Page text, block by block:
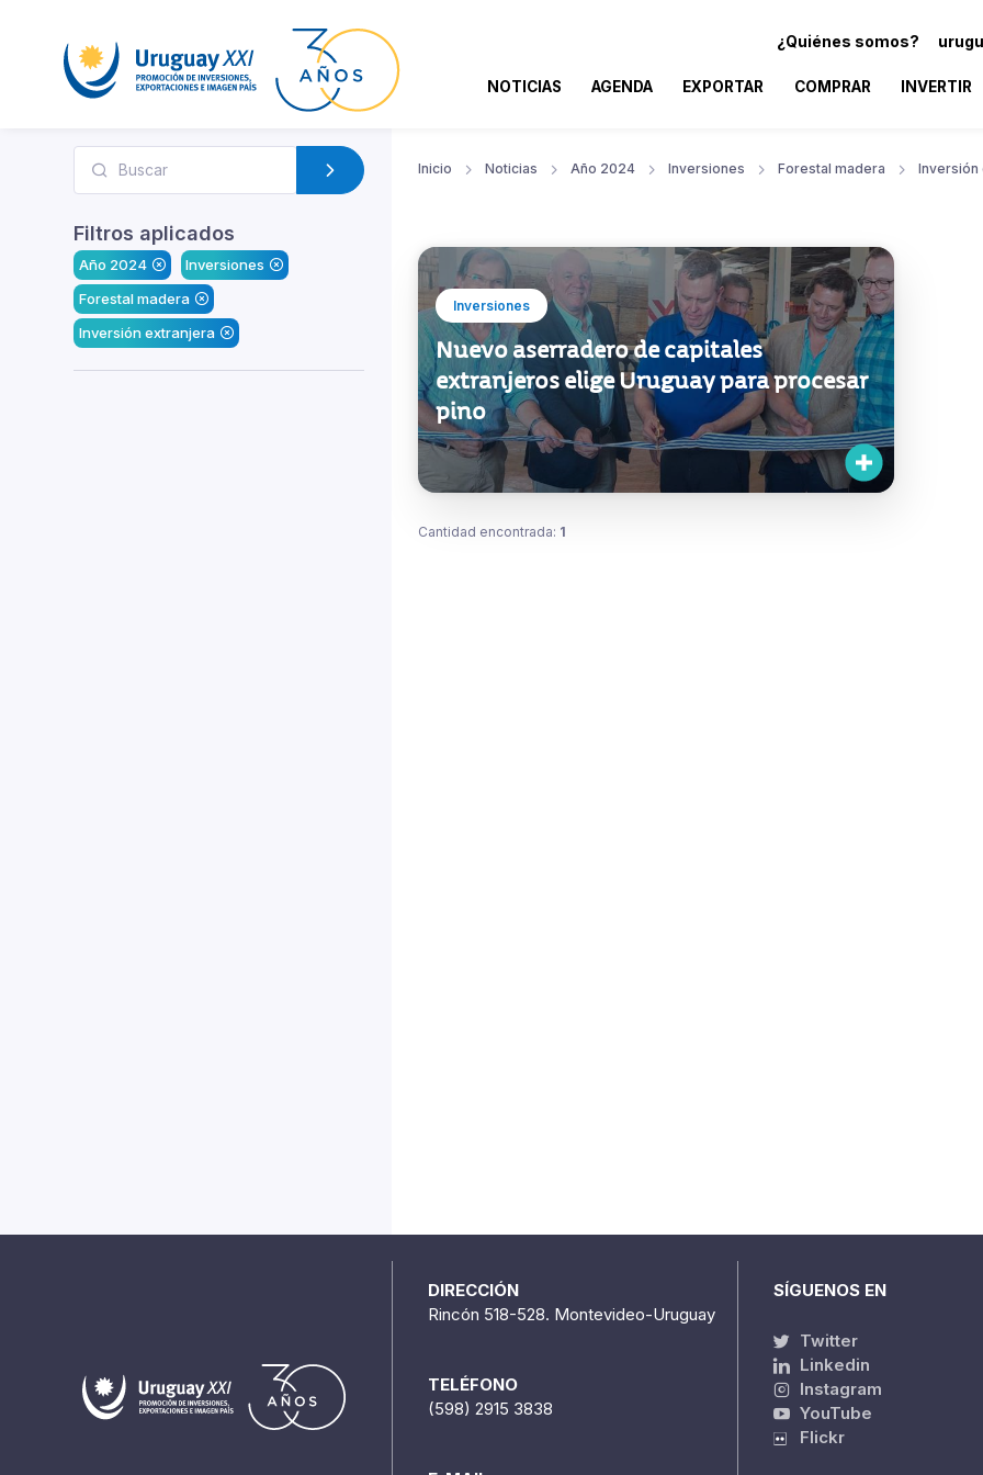
¿Quiénes somos?
NOTICIAS AGENDA EXPORTAR COMPRAR INVERTIR
Filtros aplicados
Año 2024
Inversiones
Forestal madera
Inversión extranjera
Inicio Noticias Año 2024 Inversiones Forestal madera Inversión
Inversiones
Nuevo aserradero de capitales
extranjeros elige Uruguay para procesar
pino
Cantidad encontrada: 1
DIRECCIÓN
Rincón 518-528. Montevideo-Uruguay
TELÉFONO
(598) 2915 3838
SÍGUENOS EN
Twitter
Linkedin
Instagram
YouTube
Flickr